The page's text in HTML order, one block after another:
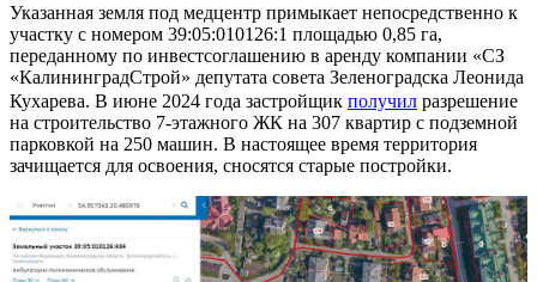
Указанная земля под медцентр примыкает непосредственно к
участку с номером 39:05:010126:1 площадью 0,85 га,
переданному по инвестсоглашению в аренду компании «СЗ
«КалининградСтрой» депутата совета Зеленоградска Леонида
Кухарева. В июне 2024 года застройщик получил разрешение
на строительство 7-этажного ЖК на 307 квартир с подземной
парковкой на 250 машин. В настоящее время территория
зачищается для освоения, сносятся старые постройки.